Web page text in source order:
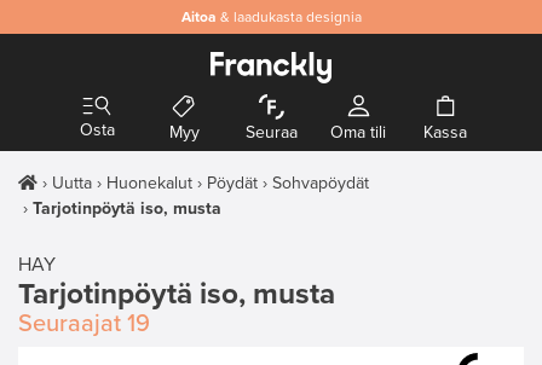
Aitoa & laadukasta designia
Osta Myy Seuraa Oma tili Kassa
Uutta Huonekalut Pöydät
Sohvapöydät
Tarjotinpöytä iso, musta
HAY
Tarjotinpöytä iso, musta
Seuraajat 19